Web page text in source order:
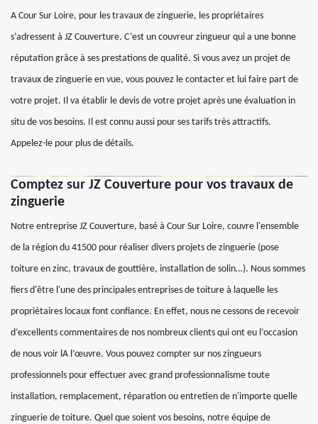
A Cour Sur Loire, pour les travaux de zinguerie, les propriétaires
s’adressent à JZ Couverture. C’est un couvreur zingueur qui a une bonne
réputation grâce à ses prestations de qualité. Si vous avez un projet de
travaux de zinguerie en vue, vous pouvez le contacter et lui faire part de
votre projet. Il va établir le devis de votre projet après une évaluation in
situ de vos besoins. Il est connu aussi pour ses tarifs très attractifs.
Appelez-le pour plus de détails.
Comptez sur JZ Couverture pour vos travaux de
zinguerie
Notre entreprise JZ Couverture, basé à Cour Sur Loire, couvre l'ensemble
de la région du 41500 pour réaliser divers projets de zinguerie (pose
toiture en zinc, travaux de gouttière, installation de solin…). Nous sommes
fiers d'être l'une des principales entreprises de toiture à laquelle les
propriétaires locaux font confiance. En effet, nous ne cessons de recevoir
d’excellents commentaires de nos nombreux clients qui ont eu l’occasion
de nous voir lA l’œuvre. Vous pouvez compter sur nos zingueurs
professionnels pour effectuer avec grand professionnalisme toute
installation, remplacement, réparation ou entretien de n'importe quelle
zinguerie de toiture. Quel que soient vos besoins, notre équipe de